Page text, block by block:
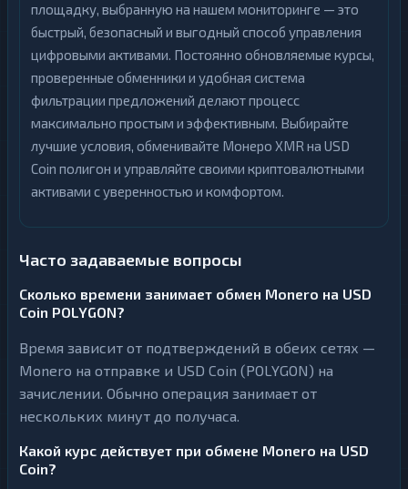
площадку, выбранную на нашем мониторинге — это
быстрый, безопасный и выгодный способ управления
цифровыми активами. Постоянно обновляемые курсы,
проверенные обменники и удобная система
фильтрации предложений делают процесс
максимально простым и эффективным. Выбирайте
лучшие условия, обменивайте Монеро XMR на USD
Coin полигон и управляйте своими криптовалютными
активами с уверенностью и комфортом.
Часто задаваемые вопросы
Сколько времени занимает обмен Monero на USD
Coin POLYGON?
Время зависит от подтверждений в обеих сетях —
Monero на отправке и USD Coin (POLYGON) на
зачислении. Обычно операция занимает от
нескольких минут до получаса.
Какой курс действует при обмене Monero на USD
Coin?